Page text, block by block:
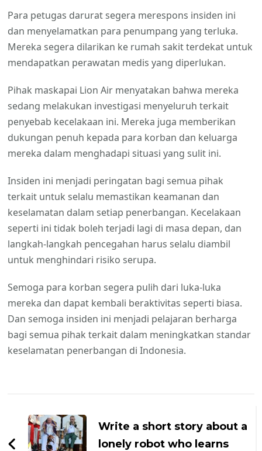
Para petugas darurat segera merespons insiden ini
dan menyelamatkan para penumpang yang terluka.
Mereka segera dilarikan ke rumah sakit terdekat untuk
mendapatkan perawatan medis yang diperlukan.
Pihak maskapai Lion Air menyatakan bahwa mereka
sedang melakukan investigasi menyeluruh terkait
penyebab kecelakaan ini. Mereka juga memberikan
dukungan penuh kepada para korban dan keluarga
mereka dalam menghadapi situasi yang sulit ini.
Insiden ini menjadi peringatan bagi semua pihak
terkait untuk selalu memastikan keamanan dan
keselamatan dalam setiap penerbangan. Kecelakaan
seperti ini tidak boleh terjadi lagi di masa depan, dan
langkah-langkah pencegahan harus selalu diambil
untuk menghindari risiko serupa.
Semoga para korban segera pulih dari luka-luka
mereka dan dapat kembali beraktivitas seperti biasa.
Dan semoga insiden ini menjadi pelajaran berharga
bagi semua pihak terkait dalam meningkatkan standar
keselamatan penerbangan di Indonesia.
Artikel
Write a short story about a
lonely robot who learns